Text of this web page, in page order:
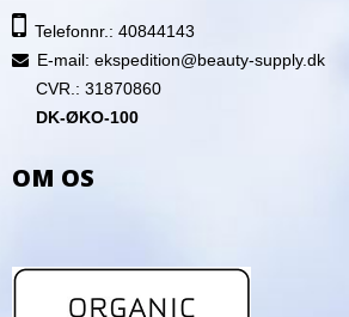
Telefonnr.: 40844143
E-mail: ekspedition@beauty-supply.dk
CVR.: 31870860
DK-ØKO-100
OM OS